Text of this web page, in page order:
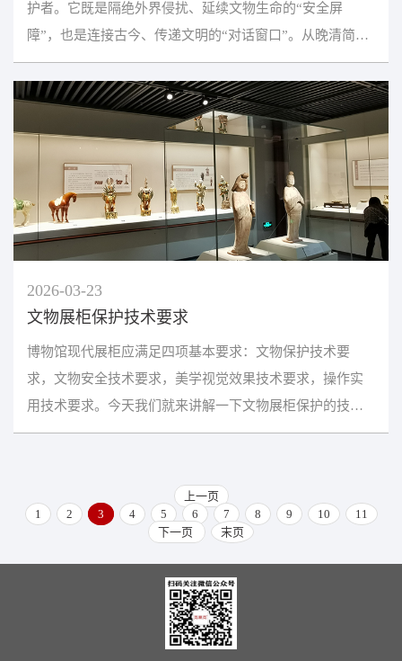
护者。它既是隔绝外界侵扰、延续文物生命的“安全屏
障”，也是连接古今、传递文明的“对话窗口”。从晚清简陋
的玻璃木柜到如今融合数字科技的智能展陈系统，文物...
2026-03-23
文物展柜保护技术要求
博物馆现代展柜应满足四项基本要求：文物保护技术要
求，文物安全技术要求，美学视觉效果技术要求，操作实
用技术要求。今天我们就来讲解一下文物展柜保护的技术
要求：展柜材料安全要求展柜与文物存在直接或间接接
上一页
1
2 3 4 5 6 7 8 9 10
11
下一页
末页